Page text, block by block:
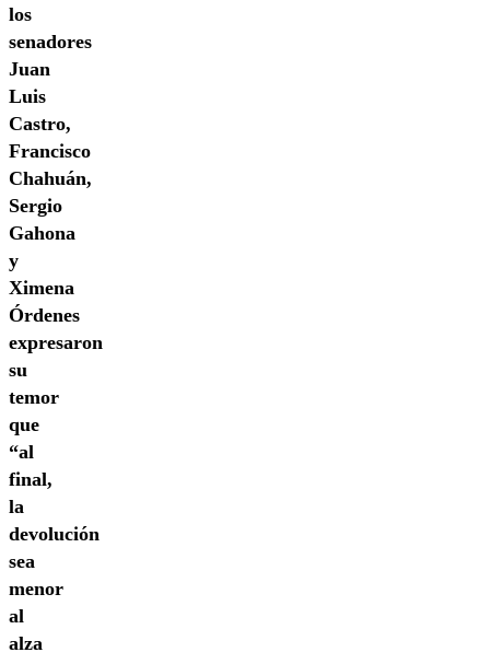
los
senadores
Juan
Luis
Castro,
Francisco
Chahuán,
Sergio
Gahona
y
Ximena
Órdenes
expresaron
su
temor
que
“al
final,
la
devolución
sea
menor
al
alza